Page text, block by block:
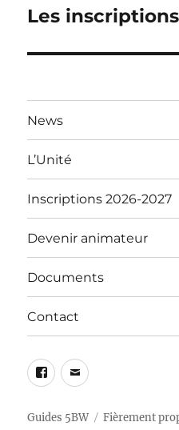
Publication
Les
News
L’Unité
Inscriptions 2026-2027
Devenir animateur
Documents
Contact
Facebook
Email
Guides 5BW Fièrement